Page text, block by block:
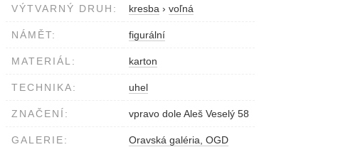
VÝTVARNÝ DRUH: kresba › voľná
NÁMĚT: figurální
MATERIÁL: karton
TECHNIKA: uhel
ZNAČENÍ: vpravo dole Aleš Veselý 58
GALERIE: Oravská galéria, OGD